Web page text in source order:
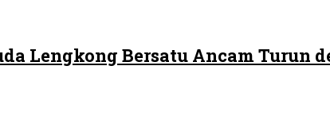
Lengkong Bersatu Ancam Turun